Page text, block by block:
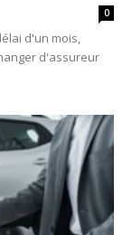
0
d'un mois,
d'assureur